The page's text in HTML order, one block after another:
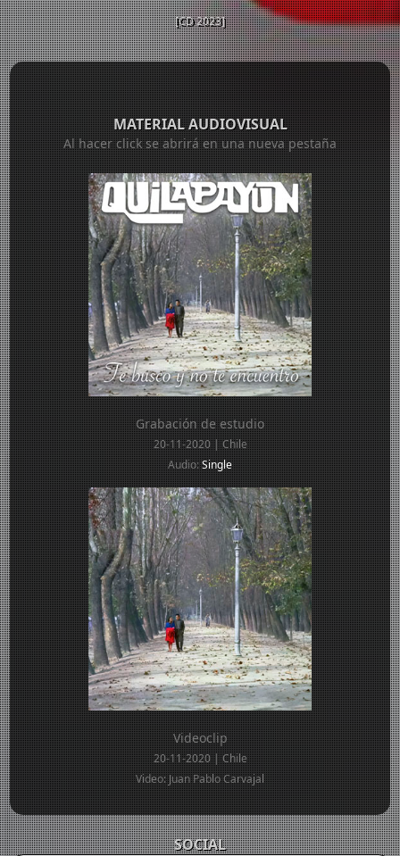
[CD 2023]
MATERIAL AUDIOVISUAL
Al hacer click se abrirá en una nueva pestaña
Grabación de estudio
20-11-2020 | Chile
Audio:Single
Videoclip
20-11-2020 | Chile
Video: Juan Pablo Carvajal
SOCIAL